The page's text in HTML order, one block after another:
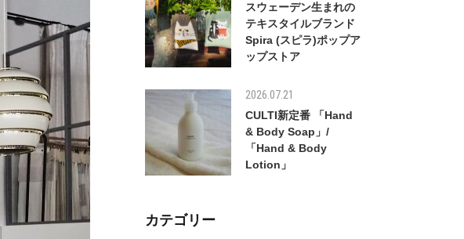
スウェーデン生まれの
テキスタイルブランド
Spira (スピラ)ポップア
ップストア
2026.07.21
CULTI新定番 「Hand
& Body Soap」/
「Hand & Body
Lotion」
カテゴリー